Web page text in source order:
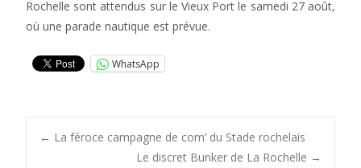
Rochelle sont attendus sur le Vieux Port le samedi 27 août,
où une parade nautique est prévue.
WhatsApp
Post
← La féroce campagne de com’ du Stade rochelais
Le discret Bunker de La Rochelle →